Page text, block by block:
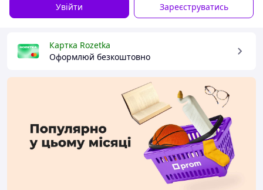
Увійти Зареєструватись
Картка Rozetka
Оформлюй безкоштовно